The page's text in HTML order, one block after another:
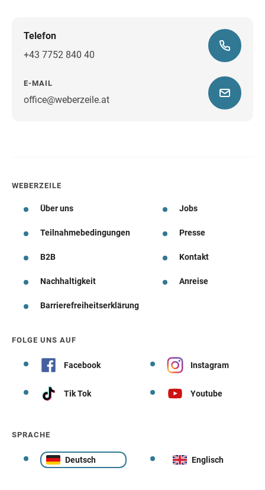
Telefon
+43 7752 840 40
E-MAIL
office@weberzeile.atWegbeschreibung
WEBERZEILE
Über uns Jobs
Teilnahmebedingungen Presse
B2B Kontakt
Nachhaltigkeit Anreise
Barrierefreiheitserklärung
FOLGE UNS AUF
Facebook Instagram
Tik Tok Youtube
SPRACHE
Deutsch Englisch